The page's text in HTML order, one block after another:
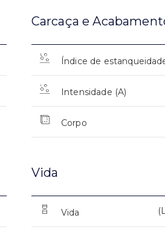
Carcaça e
Índice de
Intensidade (A)
Corpo
Vida
Vida